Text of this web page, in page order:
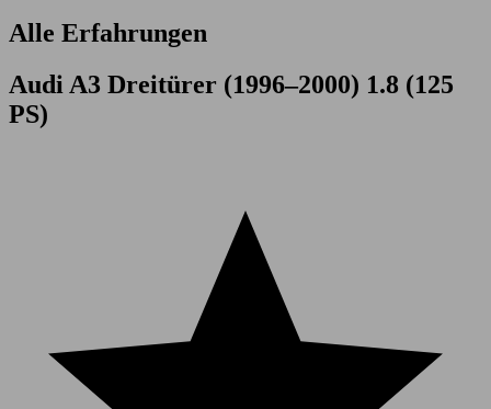
Alle Erfahrungen
Audi A3 Dreitürer (1996–2000) 1.8 (125
PS)